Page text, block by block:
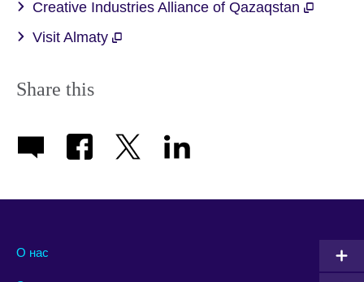
Creative Industries Alliance of Qazaqstan
Visit Almaty
Share this
О нас